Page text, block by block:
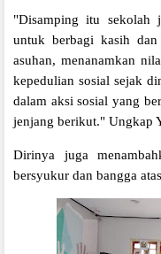
"Disamping itu sekolah
untuk berbagi kasih
asuhan, menanamkan
kepedulian sosial sejak
dalam aksi sosial yang
jenjang berikut." Ungkap
Dirinya juga
bersyukur dan bangga